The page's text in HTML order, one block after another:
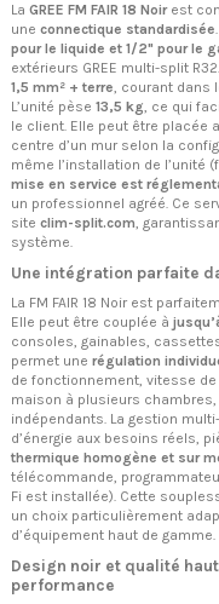
La GREE FM FAIR 18 Noirest
une connectique standardisée
pour le liquide et 1/2" pour le
extérieurs GREE multi-split
1,5 mm² + terre, courant dans
L’unité pèse 13,5 kg, ce qui
le client. Elle peut être placée
centre d’un mur selon la
même l’installation de l’unité
mise en service est
un professionnel agréé. Ce
site clim-split.com,
système.
Une intégration parfaite
La FM FAIR 18 Noir est
Elle peut être couplée à
consoles, gainables,
permet une régulation
de fonctionnement, vitesse
maison à plusieurs
indépendants. La gestion
d’énergie aux besoins réels,
thermique homogène et sur
télécommande,
Fi est installée). Cette
un choix particulièrement
d’équipement haut de gamme.
Design noir et qualité
performance